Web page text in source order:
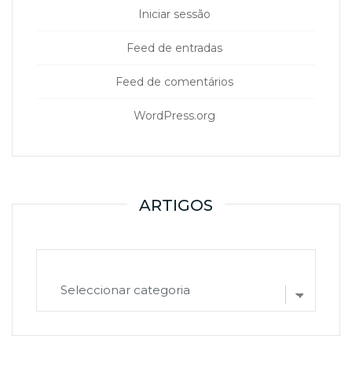
Iniciar sessão
Feed de entradas
Feed de comentários
WordPress.org
ARTIGOS